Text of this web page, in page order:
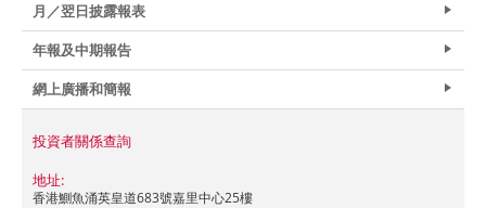
月／翌日披露報表
年報及中期報告
網上廣播和簡報
投資者關係查詢
地址:
香港鰂魚涌英皇道683號嘉里中心25樓